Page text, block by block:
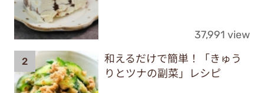
37,991 view
和えるだけで簡単！「きゅう
りとツナの副菜」レシピ